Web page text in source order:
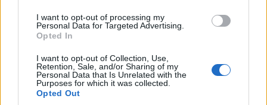
I want to opt-out of processing my
Personal Data for Targeted Advertising.
Opted In
I want to opt-out of Collection, Use,
Retention, Sale, and/or Sharing of my
Personal Data that Is Unrelated with the
Purposes for which it was collected.
Opted Out
Κανιβαλισμός πριν από 850.000 χρόνια: Στο
«μενού» του Homo antecessor έμπαιναν μικροί και
μεγάλοι
28/07/2026 - 11:05μμ